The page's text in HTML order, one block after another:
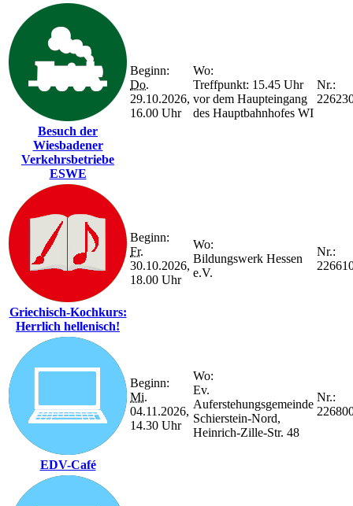
Besuch der
Wiesbadener
Verkehrsbetriebe
ESWE
Beginn:
Do.
29.10.2026,
16.00 Uhr
Wo:
Treffpunkt: 15.45 Uhr
vor dem Haupteingang
des Hauptbahnhofes WI
Nr.:
Griechisch-Kochkurs:
Herrlich hellenisch!
Beginn:
Fr.
30.10.2026,
18.00 Uhr
Wo:
Bildungswerk Hessen
e.V.
Nr.:
EDV-Café
Beginn:
Mi.
04.11.2026,
14.30 Uhr
Wo:
Ev.
Auferstehungsgemeinde
Schierstein-Nord,
Heinrich-Zille-Str. 48
Nr.: